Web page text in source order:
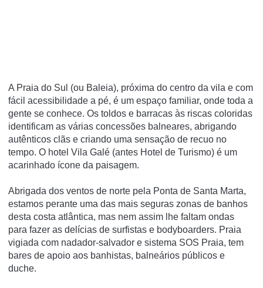
A Praia do Sul (ou Baleia), próxima do centro da vila e com
fácil acessibilidade a pé, é um espaço familiar, onde toda a
gente se conhece. Os toldos e barracas às riscas coloridas
identificam as várias concessões balneares, abrigando
autênticos clãs e criando uma sensação de recuo no
tempo. O hotel Vila Galé (antes Hotel de Turismo) é um
acarinhado ícone da paisagem.
Abrigada dos ventos de norte pela Ponta de Santa Marta,
estamos perante uma das mais seguras zonas de banhos
desta costa atlântica, mas nem assim lhe faltam ondas
para fazer as delícias de surfistas e bodyboarders. Praia
vigiada com nadador-salvador e sistema SOS Praia, tem
bares de apoio aos banhistas, balneários públicos e
duche.